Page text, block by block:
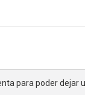
para poder dejar